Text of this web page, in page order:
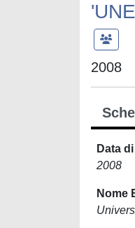
2008
Data
2008
Nome